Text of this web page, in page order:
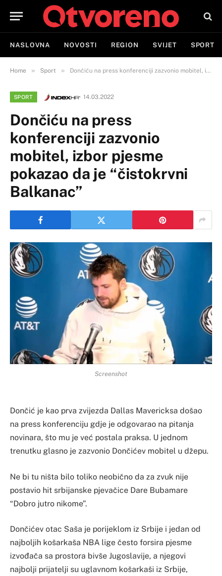
NASLOVNA NOVOSTI REGION SVIJET SPORT
Home » Sport » Dončiću na press konferenciji zazvonio mobitel, izbor pjesme pokazao da je “čistokrvni Balkanac”
SPORT 14.03.2022
Dončiću na press
konferenciji zazvonio
mobitel, izbor pjesme
pokazao da je “čistokrvni
Balkanac”
Screenshot
Dončić je kao prva zvijezda Dallas Mavericksa došao
na press konferenciju gdje je odgovarao na pitanja
novinara, što mu je već postala praksa. U jednom
trenutku glasno je zazvonio Dončićev mobitel u džepu.
Ne bi tu ništa bilo toliko neobično da za zvuk nije
postavio hit srbijanske pjevačice Dare Bubamare
“Dobro jutro nikome”.
Dončićev otac Saša je porijeklom iz Srbije i jedan od
najboljih košarkaša NBA lige često forsira pjesme
izvođača sa prostora bivše Jugoslavije, a njegovi
najbolji prijatelji su uglavnom košarkaši iz Srbije,